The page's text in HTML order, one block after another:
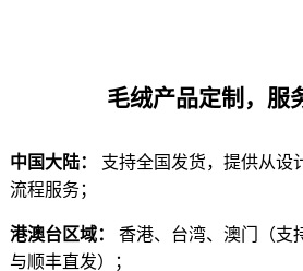
毛绒产品定制，服
中国大陆：
支持全国发货，提供从设
流程服务；
港澳台区域：
香港、台湾、澳门（支
与顺丰直发）；